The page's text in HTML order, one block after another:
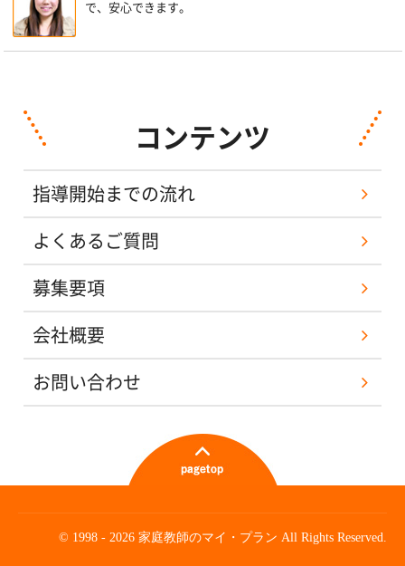
で、安心できます。
コンテンツ
指導開始までの流れ
よくあるご質問
募集要項
会社概要
お問い合わせ
© 1998 - 2026 家庭教師のマイ・プラン All Rights Reserved.